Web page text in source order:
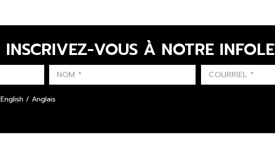
INSCRIVEZ-VOUS À NOTRE
English / Anglais